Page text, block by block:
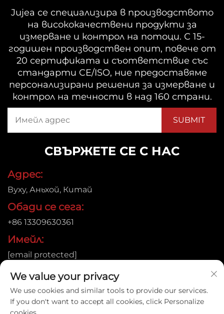
Jujea се специализира в производството
на висококачествени продукти за
измерване и контрол на потоци. С 15-
годишен производствен опит, повече от
20 сертификата и съответствие със
стандарти CE/ISO, ние предоставяме
персонализирани решения за измерване и
контрол на течности в над 160 страни.
СВЪРЖЕТЕ СЕ С НАС
Адрес:
Вуху, Аньхой, Китай
Обади се сега:
+86 13309630361
Имейл:
[email protected]
Автоматично право © 2026 Anhui Jujie Automation
Technology Co.,LTD. Всички права запазени. |Политика
We value your privacy
We use cookies and similar tools to provide our services.
If you don't want to accept all cookies, click Personalize